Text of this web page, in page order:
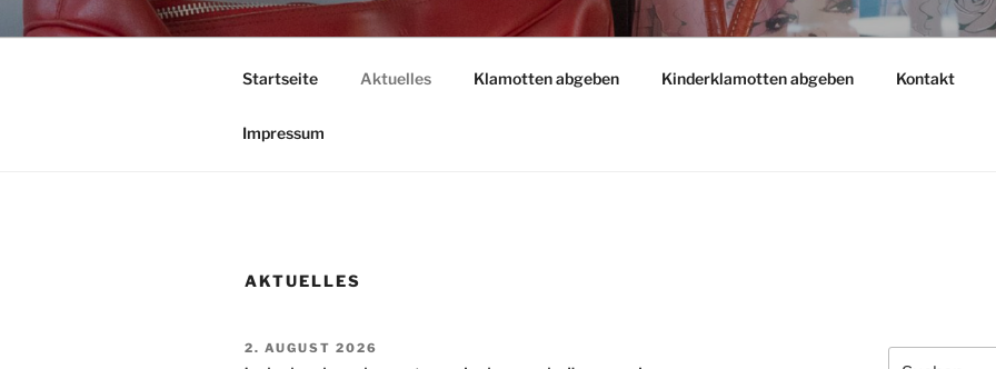
Startseite Aktuelles Klamotten abgeben Kinderklamotten abgeben Kontakt
Impressum
AKTUELLES
VERÖFFENTLICHT
AM
2. AUGUST 2026